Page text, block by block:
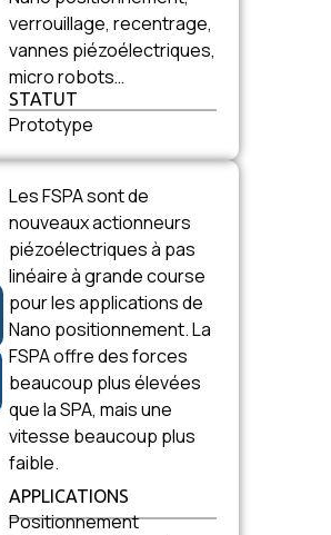
verrouillage, recentrage,
vannes piézoélectriques,
micro robots…
STATUT
Prototype
Les FSPA sont de
nouveaux actionneurs
piézoélectriques à pas
linéaire à grande course
pour les applications de
Nano positionnement. La
FSPA offre des forces
beaucoup plus élevées
que la SPA, mais une
vitesse beaucoup plus
faible.
APPLICATIONS
Positionnement